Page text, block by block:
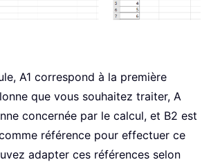
A1 correspond à la première
que vous souhaitez traiter, A
concernée par le calcul, et B2 est
référence pour effectuer ce
adapter ces références selon